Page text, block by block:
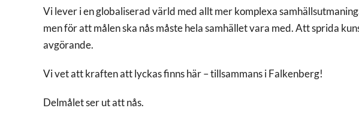
Vi lever i en globaliserad värld med allt mer komplexa
men för att målen ska nås måste hela samhället vara med. Att sprida
avgörande.
Vi vet att kraften att lyckas finns här – tillsammans i Falkenberg!
Delmålet ser ut att nås.